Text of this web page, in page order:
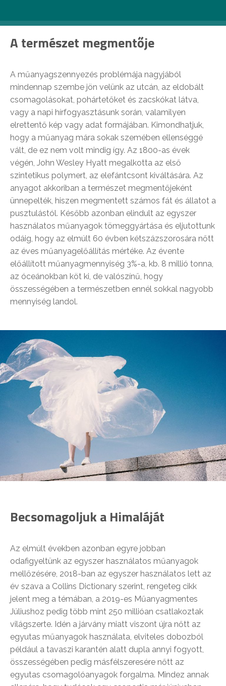
A természet megmentője
A műanyagszennyezés problémája nagyjából
mindennap szembe jön velünk az utcán, az eldobált
csomagolásokat, pohártetőket és zacskókat látva,
vagy a napi hírfogyasztásunk során, valamilyen
elrettentő kép vagy adat formájában. Kimondhatjuk,
hogy a műanyag mára sokak szemében ellenséggé
vált, de ez nem volt mindig így. Az 1800-as évek
végén, John Wesley Hyatt megalkotta az első
szintetikus polymert, az elefántcsont kiváltására. Az
anyagot akkoriban a természet megmentőjeként
ünnepelték, hiszen megmentett számos fát és állatot a
pusztulástól. Később azonban elindult az egyszer
használatos műanyagok tömeggyártása és eljutottunk
odáig, hogy az elmúlt 60 évben kétszázszorosára nőtt
az éves műanyagelőállítás mértéke. Az évente
előállított műanyagmennyiség 3%-a, kb. 8 millió tonna,
az óceánokban köt ki, de valószínű, hogy
összességében a természetben ennél sokkal nagyobb
mennyiség landol.
Becsomagoljuk a Himaláját
Az elmúlt években azonban egyre jobban
odafigyeltünk az egyszer használatos műanyagok
mellőzésére, 2018-ban az egyszer használatos lett az
év szava a Collins Dictionary szerint, rengeteg cikk
jelent meg a témában, a 2019-es Műanyagmentes
Júliushoz pedig több mint 250 millióan csatlakoztak
világszerte. Idén a járvány miatt viszont újra nőtt az
egyutas műanyagok használata, elviteles dobozból
például a tavaszi karantén alatt dupla annyi fogyott,
összességében pedig másfélszeresére nőtt az
egyutas csomagolóanyagok forgalma. Mindez annak